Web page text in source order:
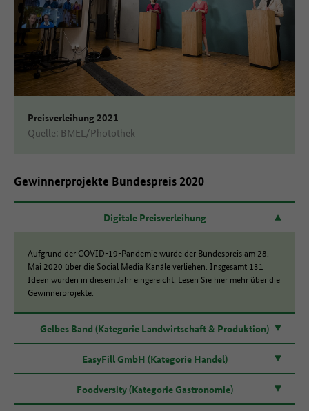
Preisverleihung 2021
Quelle: BMEL/Photothek
Gewinnerprojekte Bundespreis 2020
Digitale Preisverleihung
Aufgrund der COVID-19-Pandemie wurde der Bundespreis am 28.
Mai 2020 über die Social Media Kanäle verliehen. Insgesamt 131
Ideen wurden in diesem Jahr eingereicht. Lesen Sie hier mehr über die
Gewinnerprojekte.
Gelbes Band (Kategorie Landwirtschaft & Produktion)
EasyFill GmbH (Kategorie Handel)
Foodversity (Kategorie Gastronomie)